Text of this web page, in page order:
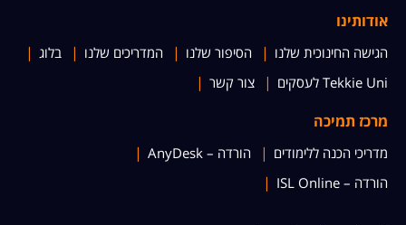
אודותינו
הגישה החינוכית שלנו הסיפור שלנו המדריכים שלנו
בלוג
Tekkie Uni לעסקים
צור קשר
מרכז תמיכה
מדריכי הכנה ללימודים
הורדה – AnyDesk
הורדה – ISL Online